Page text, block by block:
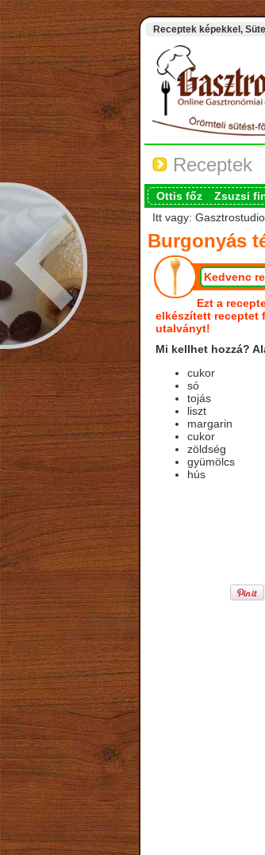
Receptek képekkel,
Receptek
Ottis főz Zsuzsi
Itt vagy:
Burgonyás
Kedvenc
Ezt a
elkészített receptet
utalványt!
Mi kellhet hozzá?
cukor
só
tojás
liszt
margarin
cukor
zöldség
gyümölcs
hús